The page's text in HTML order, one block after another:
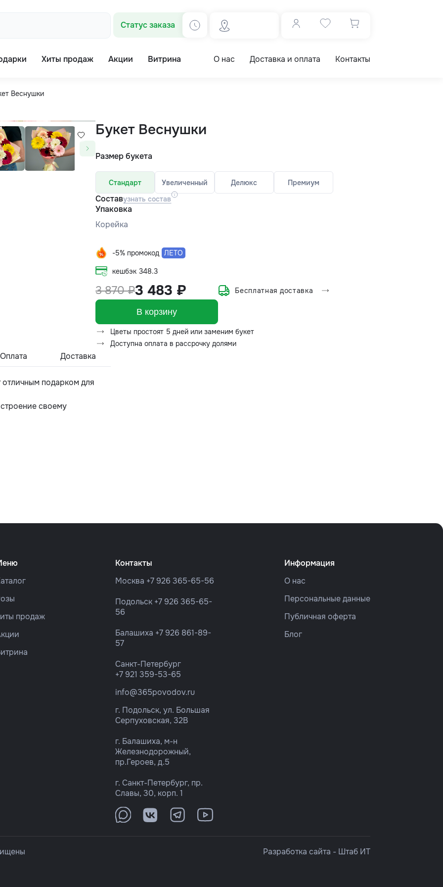
Статус заказа
Хиты продаж Акции Витрина О нас Доставка и оплата Контакты
Веснушки
Букет Веснушки
Размер букета
Стандарт Увеличенный Делюкс Премиум
Составузнать состав
Упаковка
Корейка
-5% промокод ЛЕТО
кешбэк 348.3
3 870 ₽3 483 ₽ Бесплатная доставка
В корзину
Цветы простоят 5 дней или заменим букет
Доступна оплата в рассрочку долями
Оплата Доставка
отличным подарком для
своему
продаж
Контакты
Москва +7 926 365-65-56
Подольск +7 926 365-65-
56
Балашиха +7 926 861-89-
57
Санкт-Петербург
+7 921 359-53-65
info@365povodov.ru
г. Подольск, ул. Большая
Серпуховская, 32В
г. Балашиха, м-н
Железнодорожный,
пр.Героев, д.5
г. Санкт-Петербург, пр.
Славы, 30, корп. 1
Информация
О нас
Персональные данные
Публичная оферта
Блог
Разработка сайта - Штаб ИТ